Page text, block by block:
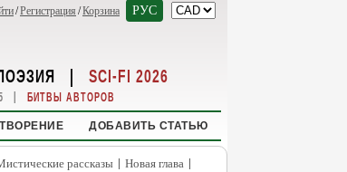
/Регистрация /Корзина РУС
| SCI-FI 2026
| БИТВЫ АВТОРОВ
ДОБАВИТЬ СТАТЬЮ
рассказы | Новая глава |